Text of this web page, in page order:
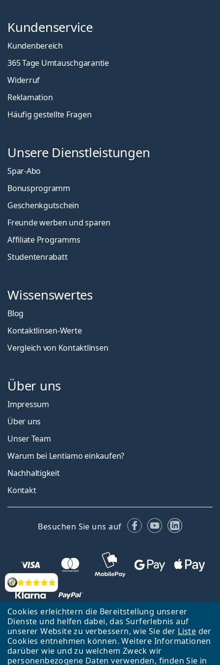
Cookies erleichtern die Bereitstellung unserer
Dienste und helfen dabei, das Surferlebnis auf
unserer Website zu verbessern, wie Sie der Liste der
Cookies entnehmen können. Weitere Informationen
darüber wie und zu welchem Zweck wir
personenbezogene Daten verwenden, finden Sie in
Bewertung
Kundenservice
Kundenbereich
365 Tage Umtauschgarantie
Widerruf
Reklamation
Häufig gestellte Fragen
Unsere Dienstleistungen
Spar-Abo
Bonusprogramm
Geschenkgutschein
Freunde werben und sparen
Affiliate Programms
Studentenrabatt
Wissenswertes
Blog
Kontaktlinsen-Werte
Vergleich von Kontaktlinsen
Über uns
Impressum
Über uns
Unser Team
Warum bei Lentiamo einkaufen?
Nachhaltigkeit
Kontakt
Besuchen Sie uns auf Facebook
YouTubeLinkedIn
Zurück zur Hauptseite
Nach oben
Lentiamo s.r.o., Tschechien ist Eigentümer und Betreiber des Online-
Shops Lentiamo.de
Seit 18 Jahren sind wir für Sie da.